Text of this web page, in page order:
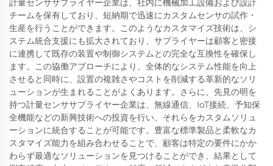
計量センササプライヤー企業は、社内に機械加工設備および設計
チームを保有しており、短納期で迅速にカスタムセンサの試作・
生産を行うことができます。このようなカスタマイズ技術は、シ
ステム統合支援にも拡大されており、サプライヤーは顧客と密接
に連携して既存の装置や制御システムとの完全な互換性を確保し
ます。この協働アプローチにより、全体的なシステム性能を向上
させると同時に、設置の複雑さやコストを削減する革新的なソリ
ューションが生まれることがよくあります。さらに、先見の明を
持つ計量センササプライヤー企業は、無線通信、IoT接続、予知保
全機能などの新興技術への投資を行い、それらをカスタムソリュ
ーションに統合することが可能です。豊富な標準製品と柔軟なカ
スタマイズ能力を組み合わせることで、顧客は特定の要件にかか
わらず最適なソリューションを見つけることができ、結果として